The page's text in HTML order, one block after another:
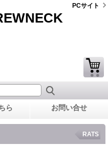
PCサイト
ら お問い合せ
RATS